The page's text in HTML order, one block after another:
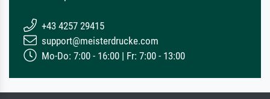
+43 4257 29415
support@meisterdrucke.com
Mo-Do: 7:00 - 16:00 | Fr: 7:00 - 13:00